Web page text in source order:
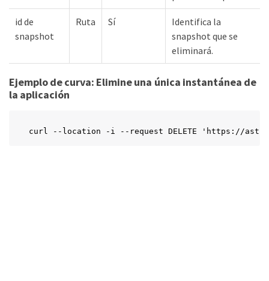
id de
snapshot
Ruta Sí
Identifica la
snapshot que se
eliminará.
Ejemplo de curva: Elimine una única instantánea de
la aplicación
curl --location -i --request DELETE 'https://